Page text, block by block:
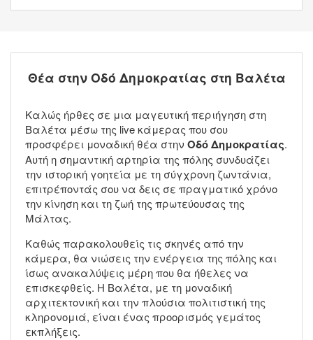
Θέα στην Οδό Δημοκρατίας στη Βαλέτα
Καλώς ήρθες σε μια μαγευτική περιήγηση στη
Βαλέτα μέσω της live κάμερας που σου
προσφέρει μοναδική θέα στην Οδό Δημοκρατίας.
Αυτή η σημαντική αρτηρία της πόλης συνδυάζει
την ιστορική γοητεία με τη σύγχρονη ζωντάνια,
επιτρέποντάς σου να δεις σε πραγματικό χρόνο
την κίνηση και τη ζωή της πρωτεύουσας της
Μάλτας.
Καθώς παρακολουθείς τις σκηνές από την
κάμερα, θα νιώσεις την ενέργεια της πόλης και
ίσως ανακαλύψεις μέρη που θα ήθελες να
επισκεφθείς. Η Βαλέτα, με τη μοναδική
αρχιτεκτονική και την πλούσια πολιτιστική της
κληρονομιά, είναι ένας προορισμός γεμάτος
εκπλήξεις.